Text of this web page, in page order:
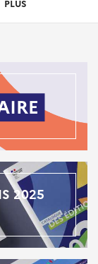
PLUS
2025